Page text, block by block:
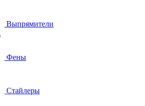
Выпрямители
Фены
Стайлеры